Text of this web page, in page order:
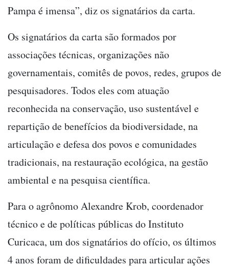
Pampa é imensa”, diz os signatários da carta.
Os signatários da carta são formados por
associações técnicas, organizações não
governamentais, comitês de povos, redes, grupos de
pesquisadores. Todos eles com atuação
reconhecida na conservação, uso sustentável e
repartição de benefícios da biodiversidade, na
articulação e defesa dos povos e comunidades
tradicionais, na restauração ecológica, na gestão
ambiental e na pesquisa científica.
Para o agrônomo Alexandre Krob, coordenador
técnico e de políticas públicas do Instituto
Curicaca, um dos signatários do ofício, os últimos
4 anos foram de dificuldades para articular ações